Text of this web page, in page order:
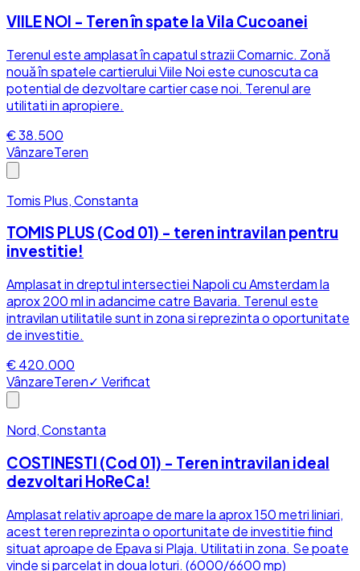
VIILE NOI - Teren în spate la Vila Cucoanei
Terenul este amplasat în capatul strazii Comarnic. Zonă
nouă în spatele cartierului Viile Noi este cunoscuta ca
potential de dezvoltare cartier case noi. Terenul are
utilitati in apropiere.
€ 38.500
VânzareTeren
Tomis Plus, Constanta
TOMIS PLUS (Cod 01) - teren intravilan pentru
investitie!
Amplasat in dreptul intersectiei Napoli cu Amsterdam la
aprox 200 ml in adancime catre Bavaria. Terenul este
intravilan utilitatile sunt in zona si reprezinta o oportunitate
de investitie.
€ 420.000
VânzareTeren✓ Verificat
Nord, Constanta
COSTINESTI (Cod 01) - Teren intravilan ideal
dezvoltari HoReCa!
Amplasat relativ aproape de mare la aprox 150 metri liniari,
acest teren reprezinta o oportunitate de investitie fiind
situat aproape de Epava si Plaja. Utilitati in zona. Se poate
vinde si parcelat in doua loturi. (6000/6600 mp)